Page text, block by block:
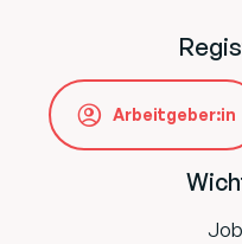
Arbeitgeber:in